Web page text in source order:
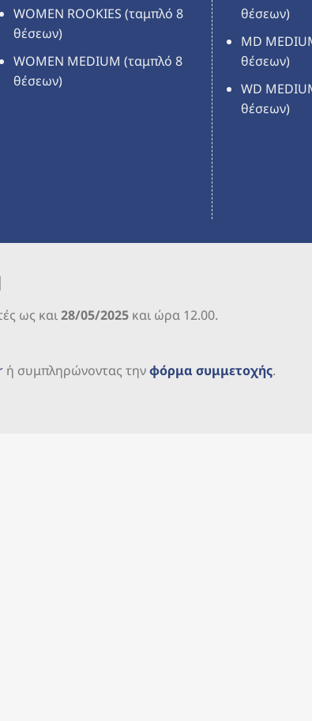
WOMEN ROOKIES (ταμπλό 8
θέσεων)
WOMEN MEDIUM (ταμπλό 8
θέσεων)
θέσεων)
MD
θέσεων)
WD
θέσεων)
ως και28/05/2025 και ώρα 12.00.
ή συμπληρώνοντας τηνφόρμα συμμετοχής.